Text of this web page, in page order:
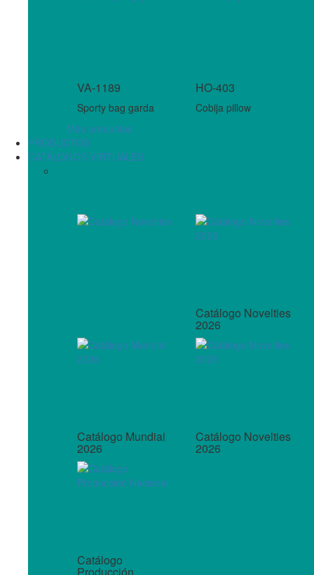
VA-1189
Sporty bag garda
HO-403
Cobija pillow
Más productos
PRODUCTOS
CATÁLOGOS VIRTUALES
Catálogo Novelties
2026
Catálogo Mundial
2026
Catálogo Novelties
2026
Catálogo